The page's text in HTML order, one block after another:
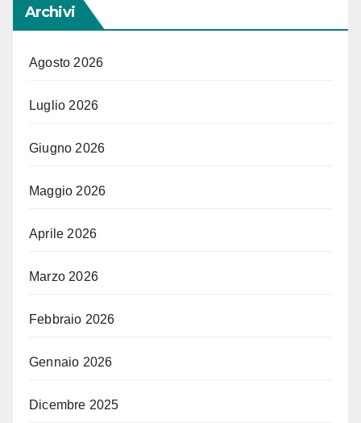
Archivi
Agosto 2026
Luglio 2026
Giugno 2026
Maggio 2026
Aprile 2026
Marzo 2026
Febbraio 2026
Gennaio 2026
Dicembre 2025